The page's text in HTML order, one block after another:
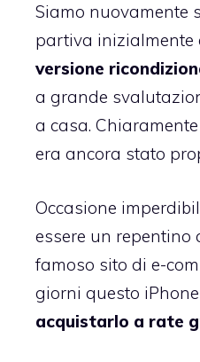
Siamo nuovamente
partiva inizialmente
versione
a grande
a casa.
era ancora stato
Occasione
essere un
famoso sito di e-
giorni questo
acquistarlo a rate